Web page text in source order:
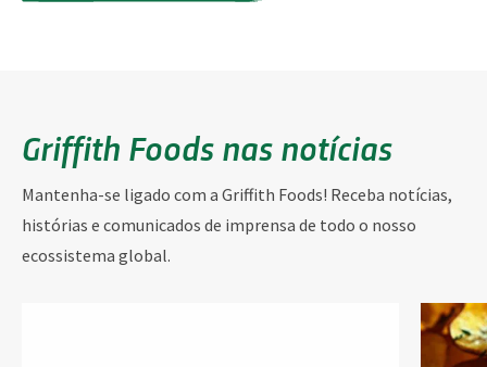
Griffith Foods nas notícias
Mantenha-se ligado com a Griffith Foods! Receba notícias,
histórias e comunicados de imprensa de todo o nosso
ecossistema global.